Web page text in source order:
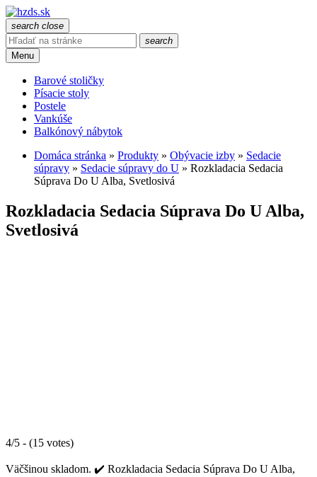
search close
search
Menu
Barové stoličky
Písacie stoly
Postele
Vankúše
Balkónový nábytok
Domáca stránka » Produkty » Obývacie izby » Sedacie
súpravy » Sedacie súpravy do U » Rozkladacia Sedacia
Súprava Do U Alba, Svetlosivá
Rozkladacia Sedacia Súprava Do U Alba,
Svetlosivá
4/5 - (15 votes)
Väčšinou skladom. ✔️ Rozkladacia Sedacia Súprava Do U Alba,